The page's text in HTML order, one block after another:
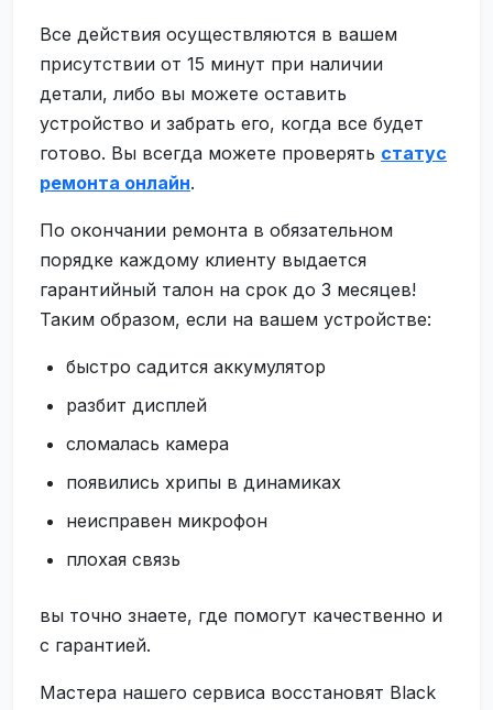
Все действия осуществляются в вашем
присутствии от 15 минут при наличии
детали, либо вы можете оставить
устройство и забрать его, когда все будет
готово. Вы всегда можете проверять статус
ремонта онлайн.
По окончании ремонта в обязательном
порядке каждому клиенту выдается
гарантийный талон на срок до 3 месяцев!
Таким образом, если на вашем устройстве:
быстро садится аккумулятор
разбит дисплей
сломалась камера
появились хрипы в динамиках
неисправен микрофон
плохая связь
вы точно знаете, где помогут качественно и
с гарантией.
Мастера нашего сервиса восстановят Black